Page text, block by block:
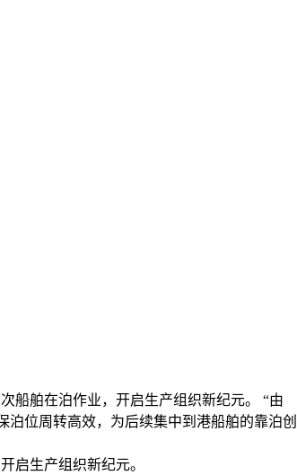
船舶在泊作业，开启生产组织新纪元。 “由
位周转高效，为后续集中到港船舶的靠泊创
启生产组织新纪元。